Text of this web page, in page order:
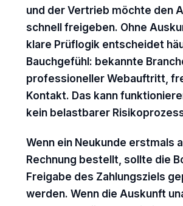
und der Vertrieb möchte den
schnell freigeben. Ohne
klare Prüflogik entscheidet
Bauchgefühl: bekannte
professioneller Webauftritt,
Kontakt. Das kann
kein belastbarer
Wenn ein Neukunde erstmals
Rechnung bestellt, sollte die
Freigabe des Zahlungsziels
werden. Wenn die Auskunft